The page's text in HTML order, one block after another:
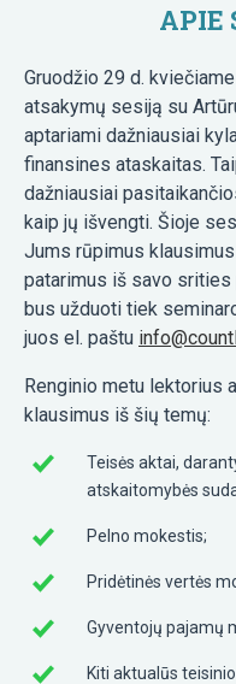
APIE
Gruodžio 29 d.
atsakymų sesiją su
aptariami dažniausiai
finansines ataskaitas.
dažniausiai
kaip jų išvengti. Šioje
Jums rūpimus
patarimus iš savo
bus užduoti tiek
juos el. paštu
Renginio metu lektorius
klausimus iš šių temų:
Teisės aktai,
atskaitomybės
Pelno mokestis;
Pridėtinės vertės
Gyventojų pajamų
Kiti aktualūs